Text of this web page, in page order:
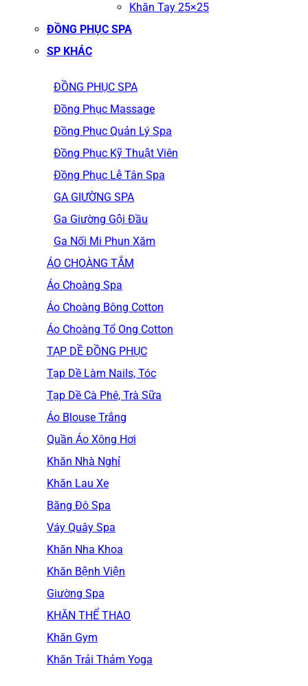
Khăn Tay 25×25
ĐỒNG PHỤC SPA
SP KHÁC
ĐỒNG PHỤC SPA
Đồng Phục Massage
Đồng Phục Quản Lý Spa
Đồng Phục Kỹ Thuật Viên
Đồng Phục Lễ Tân Spa
GA GIƯỜNG SPA
Ga Giường Gội Đầu
Ga Nối Mi Phun Xăm
ÁO CHOÀNG TẮM
Áo Choàng Spa
Áo Choàng Bông Cotton
Áo Choàng Tổ Ong Cotton
TẠP DỀ ĐỒNG PHỤC
Tạp Dề Làm Nails, Tóc
Tạp Dề Cà Phê, Trà Sữa
Áo Blouse Trắng
Quần Áo Xông Hơi
Khăn Nhà Nghỉ
Khăn Lau Xe
Băng Đô Spa
Váy Quây Spa
Khăn Nha Khoa
Khăn Bệnh Viện
Giường Spa
KHĂN THỂ THAO
Khăn Gym
Khăn Trải Thảm Yoga